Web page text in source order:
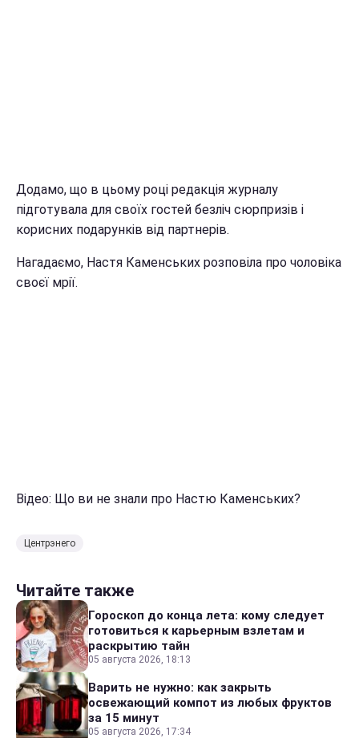
Додамо, що в цьому році редакція журналу
підготувала для своїх гостей безліч сюрпризів і
корисних подарунків від партнерів.
Нагадаємо, Настя Каменських розповіла про чоловіка
своєї мрії.
Відео: Що ви не знали про Настю Каменських?
Центрэнего
Читайте также
Гороскоп до конца лета: кому следует
готовиться к карьерным взлетам и
раскрытию тайн
05 августа 2026, 18:13
Варить не нужно: как закрыть
освежающий компот из любых фруктов
за 15 минут
05 августа 2026, 17:34